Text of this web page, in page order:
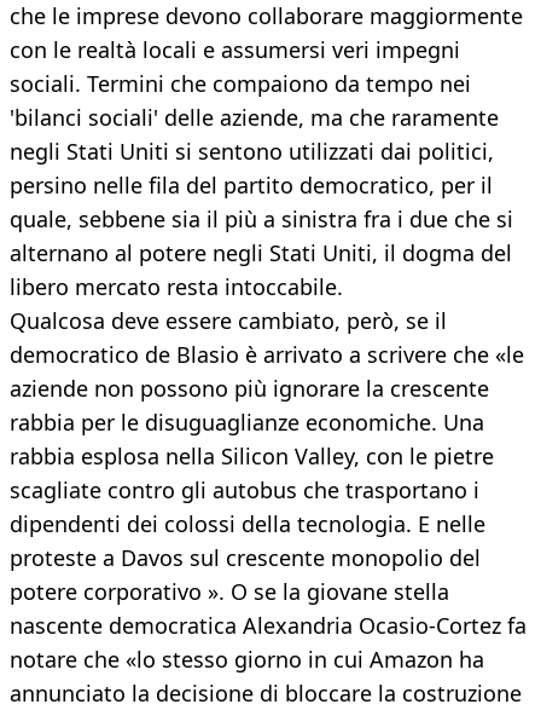
che le imprese devono collaborare maggiormente
con le realtà locali e assumersi veri impegni
sociali. Termini che compaiono da tempo nei
'bilanci sociali' delle aziende, ma che raramente
negli Stati Uniti si sentono utilizzati dai politici,
persino nelle fila del partito democratico, per il
quale, sebbene sia il più a sinistra fra i due che si
alternano al potere negli Stati Uniti, il dogma del
libero mercato resta intoccabile.
Qualcosa deve essere cambiato, però, se il
democratico de Blasio è arrivato a scrivere che «le
aziende non possono più ignorare la crescente
rabbia per le disuguaglianze economiche. Una
rabbia esplosa nella Silicon Valley, con le pietre
scagliate contro gli autobus che trasportano i
dipendenti dei colossi della tecnologia. E nelle
proteste a Davos sul crescente monopolio del
potere corporativo ». O se la giovane stella
nascente democratica Alexandria Ocasio-Cortez fa
notare che «lo stesso giorno in cui Amazon ha
annunciato la decisione di bloccare la costruzione